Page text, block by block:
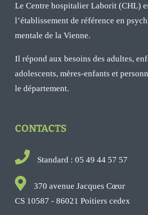
Le Centre hospitalier Laborit (CHL)
l’établissement de référence en
mentale de la Vienne.
Il répond aux besoins des adultes,
adolescents, mères-enfants et
le département.
CONTACTS
Standard : 05 49 44 57 57
370 avenue Jacques Cœur
CS 10587 - 86021 Poitiers cedex